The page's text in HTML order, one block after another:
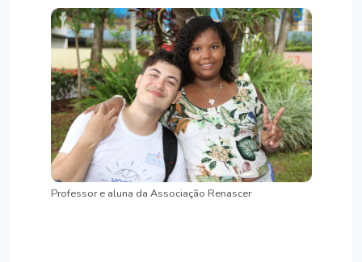
Professor e aluna da Associação Renascer